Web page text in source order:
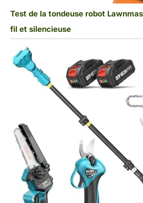
Test de la tondeuse robot
fil et silencieuse